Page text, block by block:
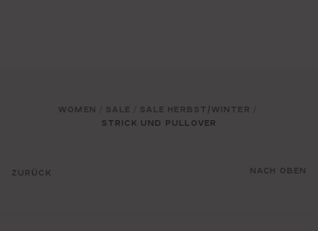
ZURÜCK
WOMEN SALE SALE HERBST/WINTER
STRICK UND PULLOVER
NACH OBEN